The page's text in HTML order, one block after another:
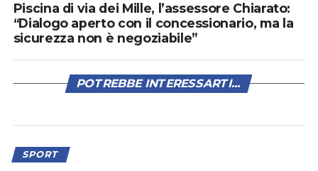
Piscina di via dei Mille, l’assessore Chiarato:
“Dialogo aperto con il concessionario, ma la
sicurezza non è negoziabile”
POTREBBE INTERESSARTI...
SPORT